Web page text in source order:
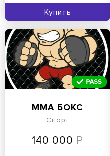
Купить
ММА БОКС
Спорт
140 000